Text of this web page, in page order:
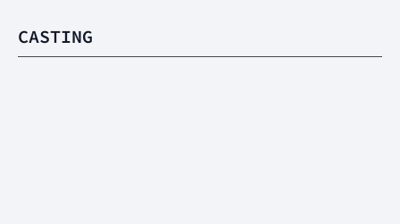
CASTING